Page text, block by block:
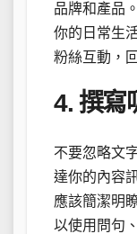
品牌和產品
你的日常生
粉絲互動，
4. 撰寫
不要忽略文
達你的內容
應該簡潔明
以使用問句